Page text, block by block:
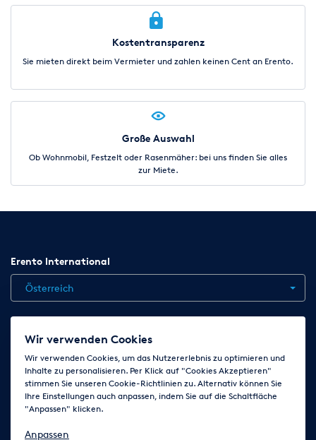
Kostentransparenz
Sie mieten direkt beim Vermieter und zahlen keinen Cent an Erento.
Große Auswahl
Ob Wohnmobil, Festzelt oder Rasenmäher: bei uns finden Sie alles
zur Miete.
Erento International
Österreich
Jobs Kontakt News
AGB
Impressum Cookie-Einstellungen ändern
Folge uns auf
Wir verwenden Cookies
Wir verwenden Cookies, um das Nutzererlebnis zu optimieren und
Inhalte zu personalisieren. Per Klick auf "Cookies Akzeptieren"
stimmen Sie unseren Cookie-Richtlinien zu. Alternativ können Sie
Ihre Einstellungen auch anpassen, indem Sie auf die Schaltfläche
"Anpassen" klicken.
Anpassen